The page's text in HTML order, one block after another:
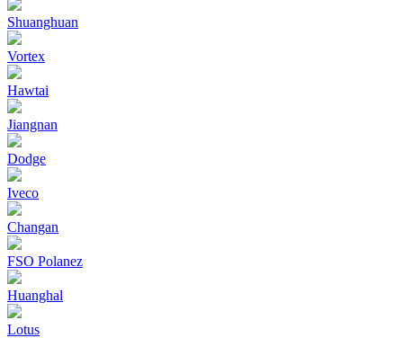
Shuanghuan
Vortex
Hawtai
Jiangnan
Dodge
Iveco
Changan
FSO Polanez
Huanghal
Lotus